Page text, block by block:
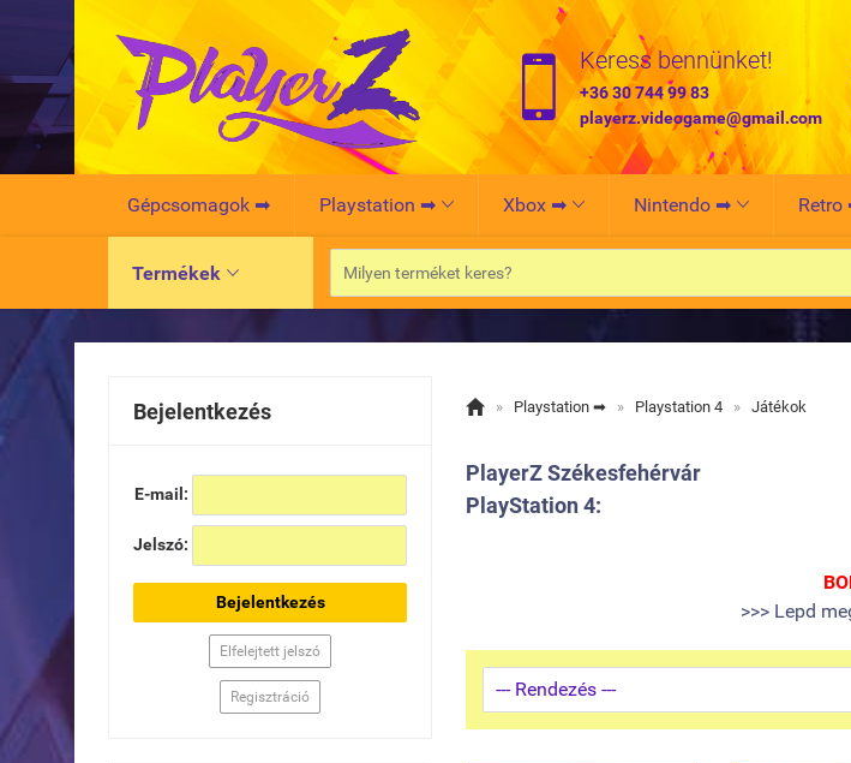
 Keress bennünket!
+36 30 744 99 83
playerz.videogame@gmail.com
Gépcsomagok ➡ Playstation ➡  Xbox ➡  Nintendo ➡  Retro
Termékek 
Bejelentkezés
E-mail:
Jelszó:
Bejelentkezés
Elfelejtett jelszó
Regisztráció
 » Playstation ➡ » Playstation 4 » Játékok
PlayerZ Székesfehérvár
PlayStation 4:
>>> Lepd